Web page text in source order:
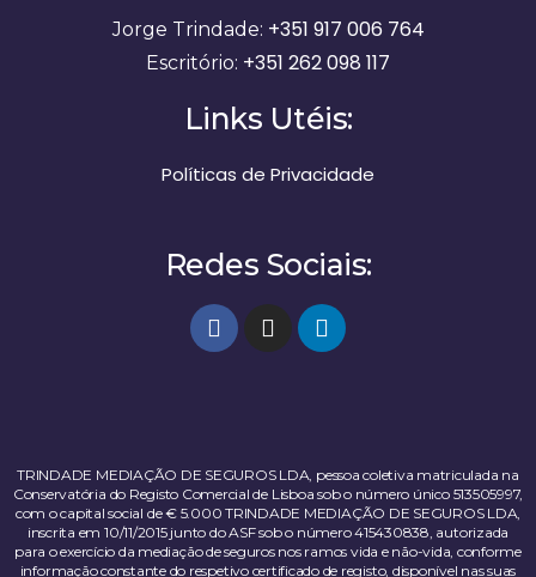
Jorge Trindade: +351 917 006 764
Escritório: +351 262 098 117
Links Utéis:
Políticas de Privacidade
Redes Sociais:
TRINDADE MEDIAÇÃO DE SEGUROS LDA, pessoa coletiva matriculada na
Conservatória do Registo Comercial de Lisboa sob o número único 513505997,
com o capital social de € 5.000 TRINDADE MEDIAÇÃO DE SEGUROS LDA,
inscrita em 10/11/2015 junto do ASF sob o número 415430838, autorizada
para o exercício da mediação de seguros nos ramos vida e não-vida, conforme
informação constante do respetivo certificado de registo, disponível nas suas